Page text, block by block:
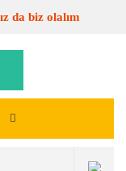
da biz olalım